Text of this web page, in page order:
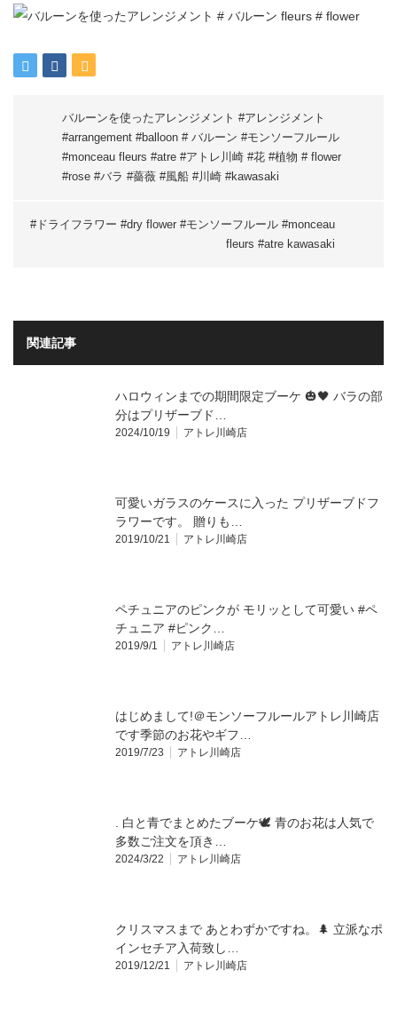
バルーンを使ったアレンジメント #アレンジメント
#arrangement #balloon # バルーン #モンソーフルール
#monceau fleurs #atre #アトレ川崎 #花 #植物 # flower
#rose #バラ #薔薇 #風船 #川崎 #kawasaki
#ドライフラワー #dry flower #モンソーフルール #monceau
fleurs #atre kawasaki
関連記事
ハロウィンまでの期間限定ブーケ 🎃🖤 バラの部
分はプリザーブド…
2024/10/19 アトレ川崎店
可愛いガラスのケースに入った プリザーブドフ
ラワーです。 贈りも…
2019/10/21 アトレ川崎店
ペチュニアのピンクが モリッとして可愛い #ペ
チュニア #ピンク…
2019/9/1 アトレ川崎店
はじめまして!＠モンソーフルールアトレ川崎店
です季節のお花やギフ…
2019/7/23 アトレ川崎店
. 白と青でまとめたブーケ🕊️ 青のお花は人気で
多数ご注文を頂き…
2024/3/22 アトレ川崎店
クリスマスまで あとわずかですね。🌲 立派なポ
インセチア入荷致し…
2019/12/21 アトレ川崎店